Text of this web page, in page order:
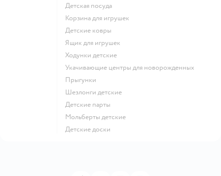
Детская посуда
Корзина для игрушек
Детские ковры
Ящик для игрушек
Ходунки детские
Укачивающие центры для новорожденных
Прыгунки
Шезлонги детские
Детские парты
Мольберты детские
Детские доски